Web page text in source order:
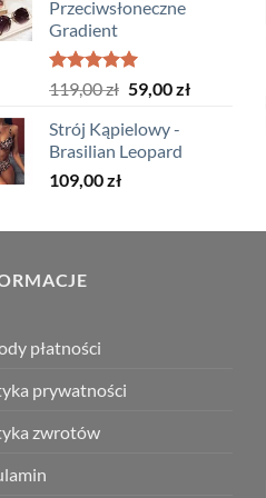
119,00 zł.
Przeciwsłoneczne
Gradient
Oceniono
na 5
119,00zł Pierwotna
wynosiła:
119,00 zł.
59,00złAktualna
Strój Kąpielowy -
Brasilian Leopard
109,00zł
płatności
prywatności
zwrotów